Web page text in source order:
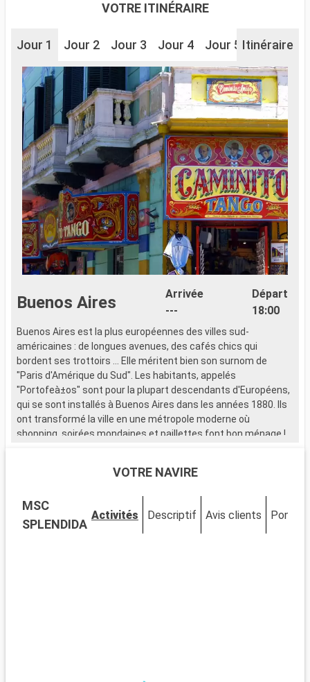
VOTRE ITINÉRAIRE
Jour 1 Jour 2 Jour 3 Jour 4 Jour 5 Jour 6
Itinéraire
Buenos Aires
Arrivée
---
Départ
18:00
Buenos Aires est la plus européennes des villes sud-
américaines : de longues avenues, des cafés chics qui
bordent ses trottoirs ... Elle méritent bien son surnom de
"Paris d'Amérique du Sud". Les habitants, appelés
"Portofeà±os" sont pour la plupart descendants d'Européens,
qui se sont installés à Buenos Aires dans les années 1880. Ils
ont transformé la ville en une métropole moderne où
shopping, soirées mondaines et paillettes font bon ménage !
VOTRE NAVIRE
MSC
SPLENDIDA
Activités Descriptif Avis clients Ponts